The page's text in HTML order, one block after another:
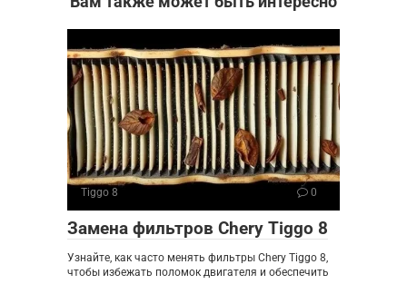
Tiggo 8 0
Замена фильтров Chery Tiggo 8
Узнайте, как часто менять фильтры Chery Tiggo 8,
чтобы избежать поломок двигателя и обеспечить